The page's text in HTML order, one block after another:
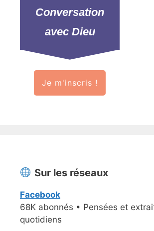
Conversation
avec Dieu
Je m'inscris !
Sur les réseaux
Facebook
68K abonnés • Pensées et
quotidiens